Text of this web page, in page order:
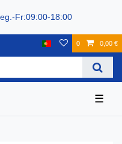
Fr:09:00-18:00
0 0,00 €
☰